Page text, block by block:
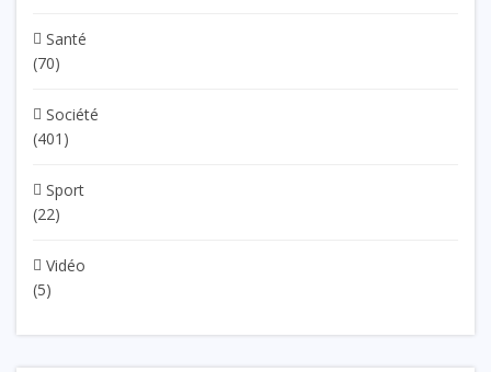
Santé
(70)
Société
(401)
Sport
(22)
Vidéo
(5)